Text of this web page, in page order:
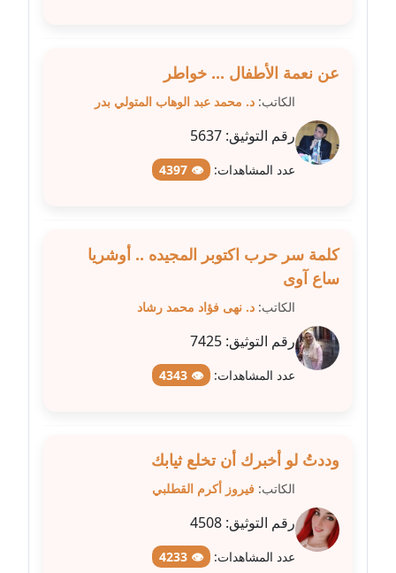
مدونة عمرو عاطف
عاملة
مدونة غادة زهران
عاملة
مدونة غازي جابر
مدونة فاطمة البسريني
مدونة فاطمة حجازي
عاملة
مدونة فيرا زولوتاريفا
عن نعمة الأطفال ... خواطر
الكاتب: د. محمد عبد الوهاب المتولي بدر
رقم التوثيق: 5637
عدد المشاهدات: 👁 4397
كلمة سر حرب اكتوبر المجيده .. أوشريا
ساع آوى
الكاتب: د. نهى فؤاد محمد رشاد
رقم التوثيق: 7425
عدد المشاهدات: 👁 4343
وددتُ لو أخبرك أن تخلع ثيابك
الكاتب: فيروز أكرم القطلبي
رقم التوثيق: 4508
عدد المشاهدات: 👁 4233